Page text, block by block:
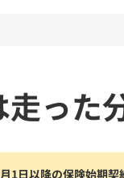
った
1日以降の保険始期契